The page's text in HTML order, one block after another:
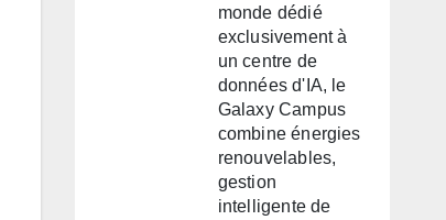
monde dédié
exclusivement à
un centre de
données d'IA, le
Galaxy Campus
combine énergies
renouvelables,
gestion
intelligente de